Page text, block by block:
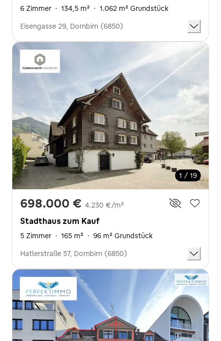
6 Zimmer · 134,5 m² · 1.062 m² Grundstück
Eisengasse 29, Dornbirn (6850)
1 / 19
698.000 € 4.230 €/m²
Stadthaus zum Kauf
5 Zimmer · 165 m² · 96 m² Grundstück
Hatlerstraße 57, Dornbirn (6850)